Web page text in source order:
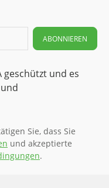
ABONNIEREN
geschützt und es
und
Sie, dass Sie
und akzeptierte
.